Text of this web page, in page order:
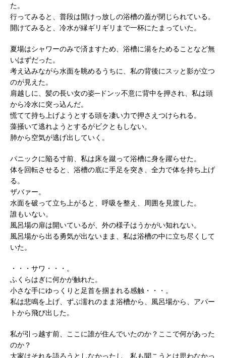
た。
行ってみると、普段は開けっ放しの浴槽の蓋が閉じられている。
開けてみると、冷水が縁ギリギリまで一杯にたまっていた。
夏場はシャワーのみで済ますため、浴槽に湯をためることなど無
いはずだった。
考え込みながら水面を眺めるうちに、私の背後にスッと影が立つ
のが見えた。
肩越しに、髪の長い女の姿─ドンッ不意に背中を押され、私は頭
から冷水に突っ込んだ。
慌てて持ち上げようとする頭を凄い力で押さえつけられる。
藻掻いて逃れようとするがビクともしない。
肺から空気が逃げ出していく。
パニックに陥る寸前、私は床を蹴って浴槽に身を躍らせた。
体を回転させると、浴槽の底に手足を突き、全力で体を持ち上げ
る。
ザバァー。
水面を破って立ち上がると、呼吸を整え、周囲を見渡した。
誰もいない。
風呂場の扉は開いているが、外の様子はうかがい知れない。
風呂場から出る勇気が出ないまま、私は浴槽の中に立ち尽くして
いた。
・・・サワ・・・。
ふくらはぎに何かが触れた。
小さな手にゆっくりと足首を掴まれる感触・・・。
私は悲鳴を上げ、ずぶ濡れのまま浴槽から、風呂場から、アパー
トから飛び出した。
私が引っ越す前、ここに誰が住んでいたのか？ここで何があった
のか？
大家はそれを語ろうとしなかったし、私も聞こうとは思わなかっ